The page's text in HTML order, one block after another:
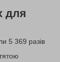
для
5 369 разів